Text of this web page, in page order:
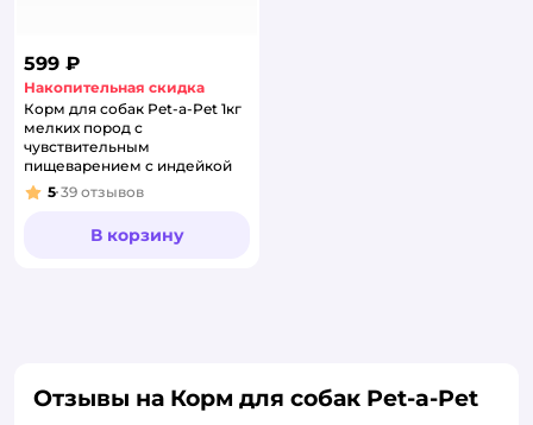
599 ₽
Накопительная скидка
Корм для собак Pet-a-Pet 1кг
мелких пород с
чувствительным
пищеварением с индейкой
Рейтинг:
5 39 отзывов
В корзину
Отзывы на Корм для собак Pet-a-Pet